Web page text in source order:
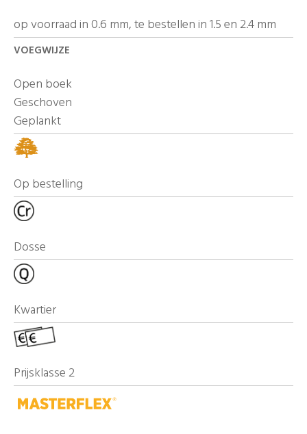
op voorraad in 0.6 mm, te bestellen in 1.5 en 2.4 mm
VOEGWIJZE
Open boek
Geschoven
Geplankt
Op bestelling
Dosse
Kwartier
Prijsklasse 2